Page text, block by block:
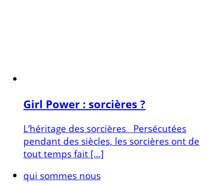
Girl Power : sorcières ?
L’héritage des sorcières Persécutées
pendant des siècles, les sorcières ont de
tout temps fait […]
qui sommes nous